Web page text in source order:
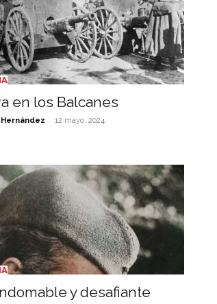
en los Balcanes
- 12 mayo, 2024
y desafiante